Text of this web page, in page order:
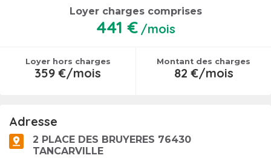
Loyer charges comprises
441 € /mois
Loyer hors charges
359 €/mois
Montant des charges
82 €/mois
Adresse
2 PLACE DES BRUYERES 76430
TANCARVILLE